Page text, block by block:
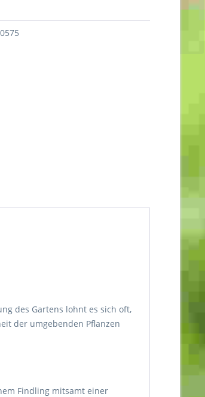
des Gartens lohnt es sich oft,
der umgebenden Pflanzen
Findling mitsamt einer